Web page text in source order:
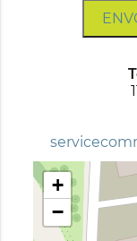
+
−